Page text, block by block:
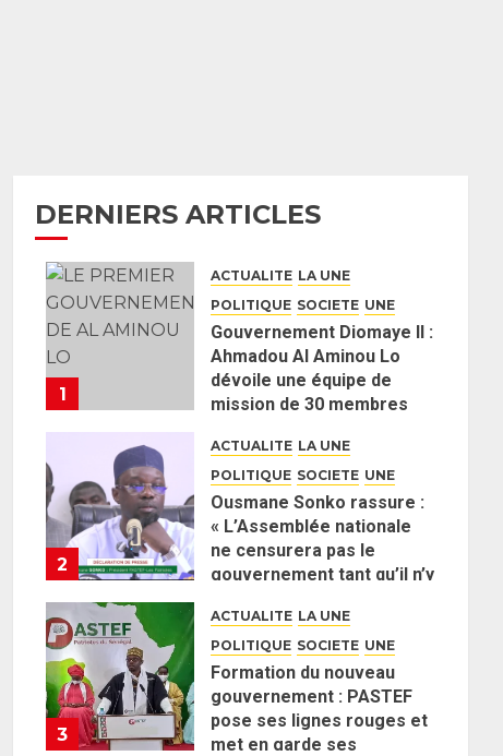
DERNIERS ARTICLES
1
ACTUALITE LA UNE
POLITIQUE SOCIETE UNE
Gouvernement Diomaye II :
Ahmadou Al Aminou Lo
dévoile une équipe de
mission de 30 membres
2
ACTUALITE LA UNE
POLITIQUE SOCIETE UNE
Ousmane Sonko rassure :
« L’Assemblée nationale
ne censurera pas le
gouvernement tant qu’il n’y
politique contre Pastef »
2 JUIN 2026 0
3
ACTUALITE LA UNE
POLITIQUE SOCIETE UNE
Formation du nouveau
gouvernement : PASTEF
pose ses lignes rouges et
met en garde ses